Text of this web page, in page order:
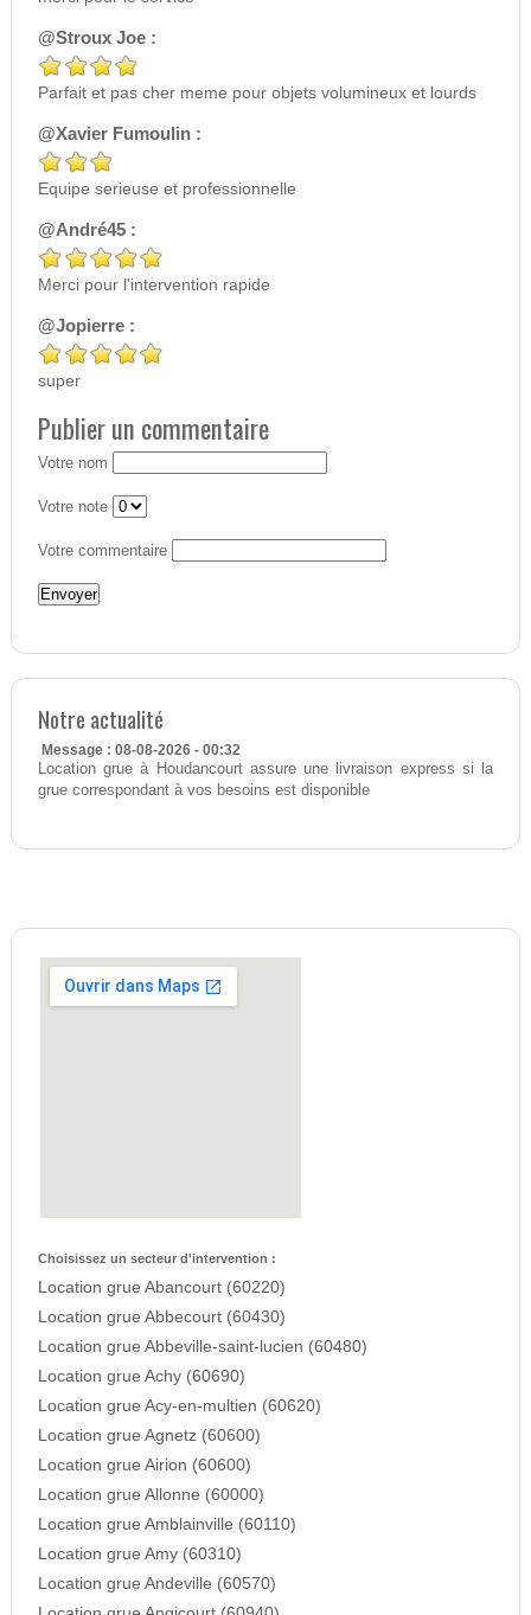
@Stroux Joe :
Parfait et pas cher meme pour objets volumineux et lourds
@Xavier Fumoulin :
Equipe serieuse et professionnelle
@André45 :
Merci pour l'intervention rapide
@Jopierre :
super
Publier un commentaire
Votre nom
Votre note
Votre commentaire
Notre actualité
Message : 08-08-2026 - 00:32
Location grue à Houdancourt assure une livraison express si la
grue correspondant à vos besoins est disponible
Choisissez un secteur d'intervention :
Location grue Abancourt (60220)
Location grue Abbecourt (60430)
Location grue Abbeville-saint-lucien (60480)
Location grue Achy (60690)
Location grue Acy-en-multien (60620)
Location grue Agnetz (60600)
Location grue Airion (60600)
Location grue Allonne (60000)
Location grue Amblainville (60110)
Location grue Amy (60310)
Location grue Andeville (60570)